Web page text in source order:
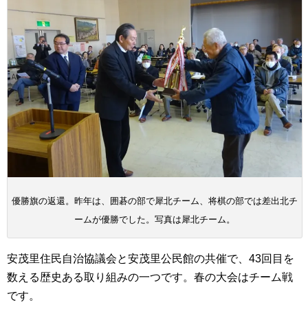
優勝旗の返還。昨年は、囲碁の部で犀北チーム、将棋の部では差出北チ
ームが優勝でした。写真は犀北チーム。
安茂里住民自治協議会と安茂里公民館の共催で、43回目を
数える歴史ある取り組みの一つです。春の大会はチーム戦
です。